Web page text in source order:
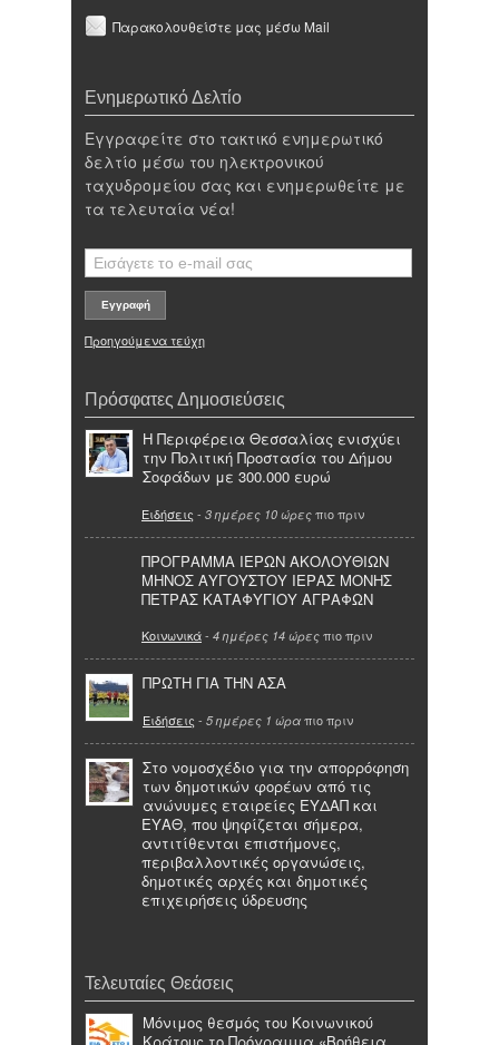
Παρακολουθείστε μας μέσω Mail
Ενημερωτικό Δελτίο
Εγγραφείτε στο τακτικό ενημερωτικό
δελτίο μέσω του ηλεκτρονικού
ταχυδρομείου σας και ενημερωθείτε με
τα τελευταία νέα!
Προηγούμενα τεύχη
Πρόσφατες Δημοσιεύσεις
Η Περιφέρεια Θεσσαλίας ενισχύει
την Πολιτική Προστασία του Δήμου
Σοφάδων με 300.000 ευρώ
Ειδήσεις - 3 ημέρες 10 ώρες πιο πριν
ΠΡΟΓΡΑΜΜΑ ΙΕΡΩΝ ΑΚΟΛΟΥΘΙΩΝ
ΜΗΝΟΣ ΑΥΓΟΥΣΤΟΥ ΙΕΡΑΣ ΜΟΝΗΣ
ΠΕΤΡΑΣ ΚΑΤΑΦΥΓΙΟΥ ΑΓΡΑΦΩΝ
Κοινωνικά- 4 ημέρες 14 ώρες πιο πριν
ΠΡΩΤΗ ΓΙΑ ΤΗΝ ΑΣΑ
Ειδήσεις - 5 ημέρες 1 ώρα πιο πριν
Στο νομοσχέδιο για την απορρόφηση
των δημοτικών φορέων από τις
ανώνυμες εταιρείες ΕΥΔΑΠ και
ΕΥΑΘ, που ψηφίζεται σήμερα,
αντιτίθενται επιστήμονες,
περιβαλλοντικές οργανώσεις,
δημοτικές αρχές και δημοτικές
επιχειρήσεις ύδρευσης
Τελευταίες Θεάσεις
Μόνιμος θεσμός του Κοινωνικού